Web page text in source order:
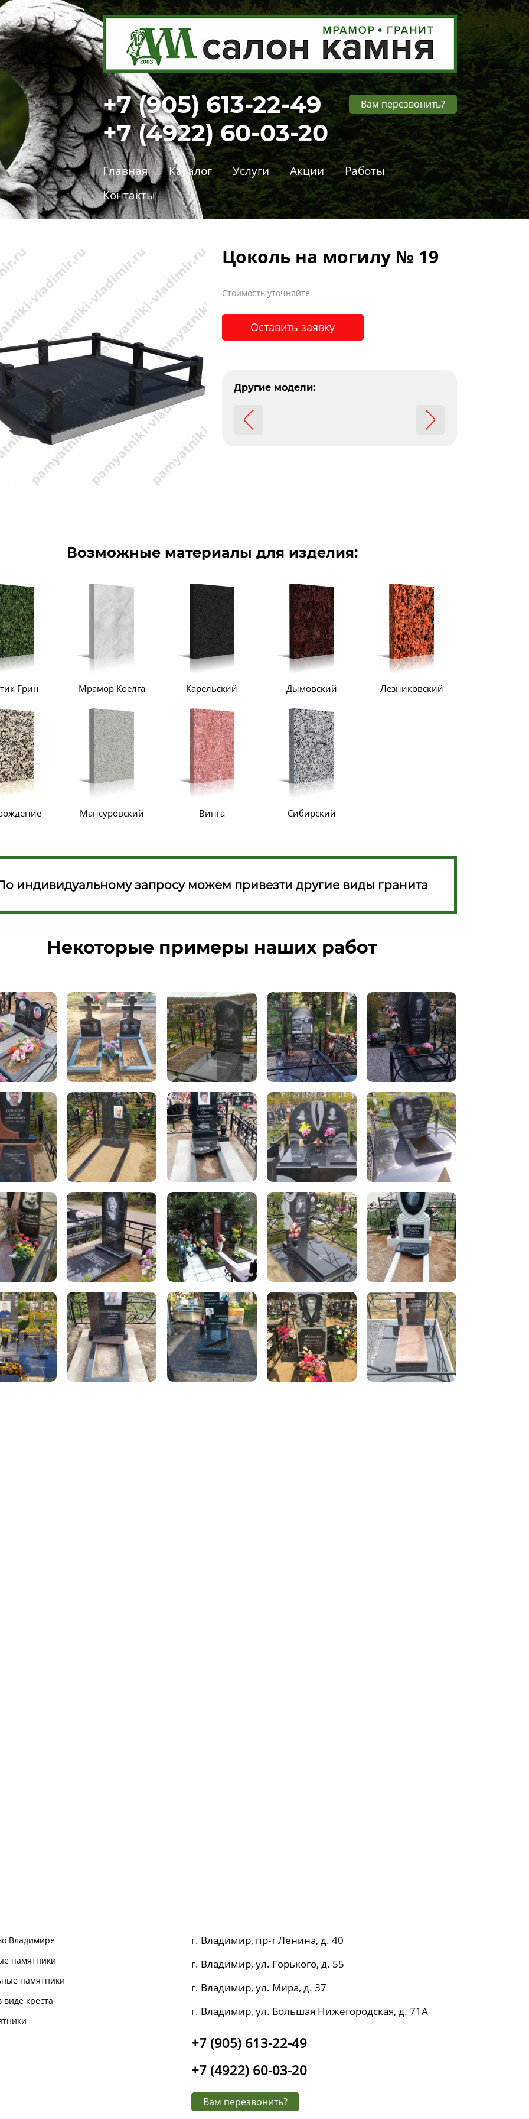
+7 (905) 613-22-49
+7 (4922) 60-03-20
Вам перезвонить?
Главная Каталог Услуги Акции
Работы
Контакты
Цоколь на могилу № 19
Стоимость уточняйте
Оставить заявку
Другие модели:
Возможные материалы для изделия:
Грин Мрамор Коелга Карельский Дымовский Лезниковский
Мансуровский Винга Сибирский
индивидуальному запросу можем привезти другие виды гранита
Некоторые примеры наших работ
Владимире
памятники
памятники
креста
г. Владимир, пр-т Ленина, д. 40
г. Владимир, ул. Горького, д. 55
г. Владимир, ул. Мира, д. 37
г. Владимир, ул. Большая Нижегородская, д. 71А
+7 (905) 613-22-49
+7 (4922) 60-03-20
Вам перезвонить?